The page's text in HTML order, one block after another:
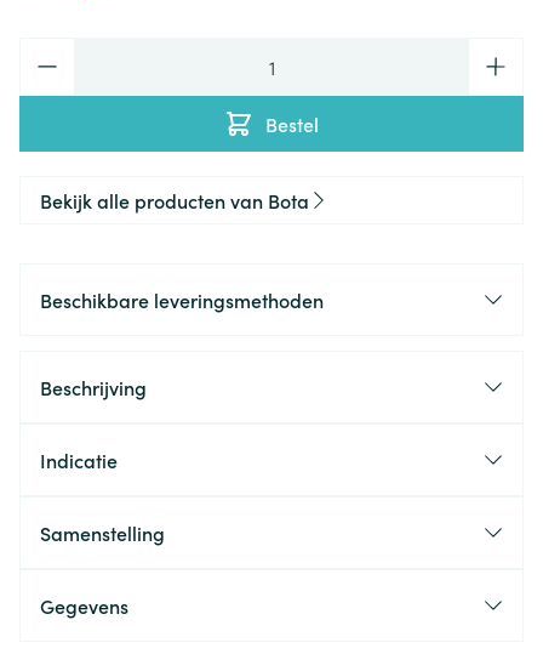
Bestel
Bekijk alle producten van Bota
Beschikbare leveringsmethoden
Beschrijving
Indicatie
Samenstelling
Gegevens